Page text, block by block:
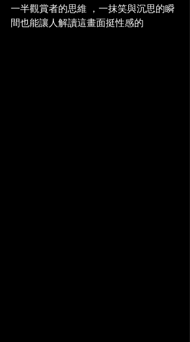
一半觀賞者的思維 ，一抹笑與沉思的瞬
間也能讓人解讀這畫面挺性感的